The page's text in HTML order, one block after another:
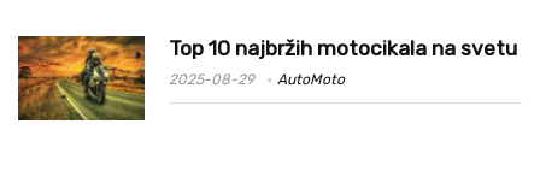
Top 10 najbržih motocikala na svetu
2025-08-29 AutoMoto